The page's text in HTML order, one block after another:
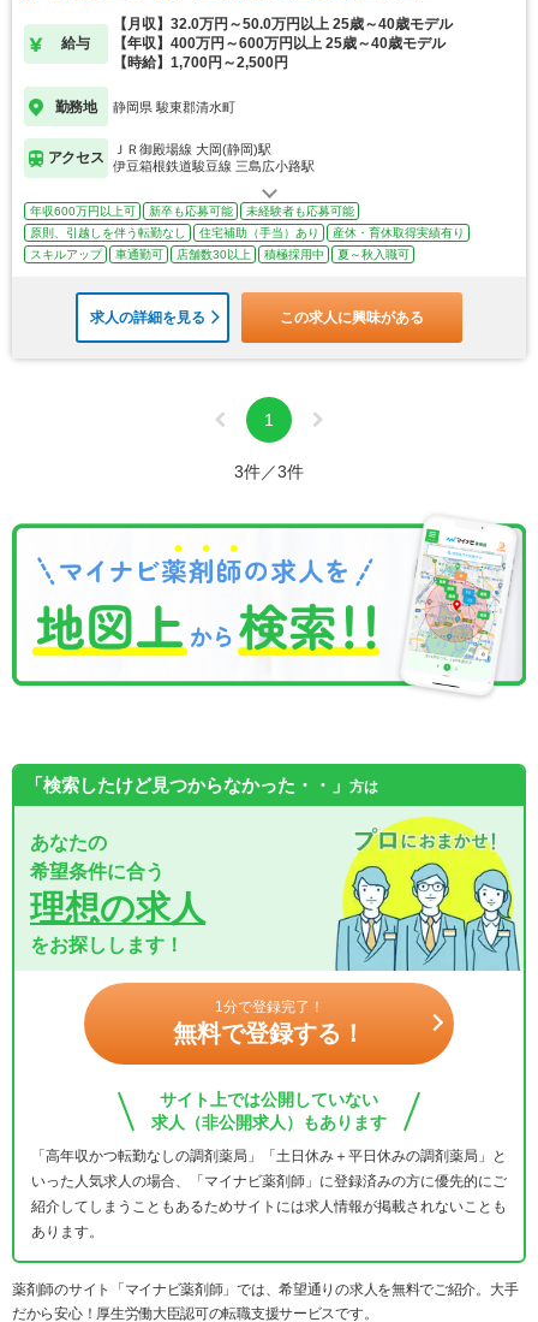
給与
【月収】32.0万円～50.0万円以上 25歳～40歳モデル
【年収】400万円～600万円以上 25歳～40歳モデル
【時給】1,700円～2,500円
勤務地 静岡県 駿東郡清水町
アクセス
ＪＲ御殿場線 大岡(静岡)駅
伊豆箱根鉄道駿豆線 三島広小路駅
年収600万円以上可 新卒も応募可能
未経験者も応募可能
原則、引越しを伴う転勤なし
住宅補助（手当）あり
産休・育休取得実績有り
スキルアップ
車通勤可 店舗数30以上 積極採用中 夏～秋入職可
求人の詳細を見る この求人に興味がある
1
3件／3件
「検索したけど見つからなかった・・」 方は
あなたの
希望条件に合う
理想の求人
をお探しします！
1分で登録完了！
無料で登録する！
サイト上では公開していない
求人（非公開求人）もあります
「高年収かつ転勤なしの調剤薬局」「土日休み＋平日休みの調剤薬局」と
いった人気求人の場合、「マイナビ薬剤師」に登録済みの方に優先的にご
紹介してしまうこともあるためサイトには求人情報が掲載されないことも
あります。
薬剤師のサイト「マイナビ薬剤師」では、希望通りの求人を無料でご紹介。大手
だから安心！厚生労働大臣認可の転職支援サービスです。